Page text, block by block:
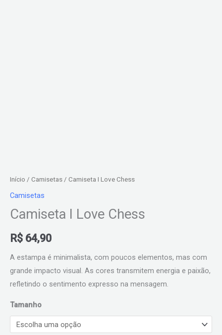
Início / Camisetas / Camiseta I Love Chess
Camisetas
Camiseta I Love Chess
R$ 64,90
A estampa é minimalista, com poucos elementos, mas com
grande impacto visual. As cores transmitem energia e paixão,
refletindo o sentimento expresso na mensagem.
Tamanho